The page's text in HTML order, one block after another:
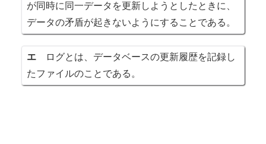
が同時に同一データを更新しようとしたときに、
データの矛盾が起きないようにすることである。
エ ログとは、データベースの更新履歴を記録し
たファイルのことである。